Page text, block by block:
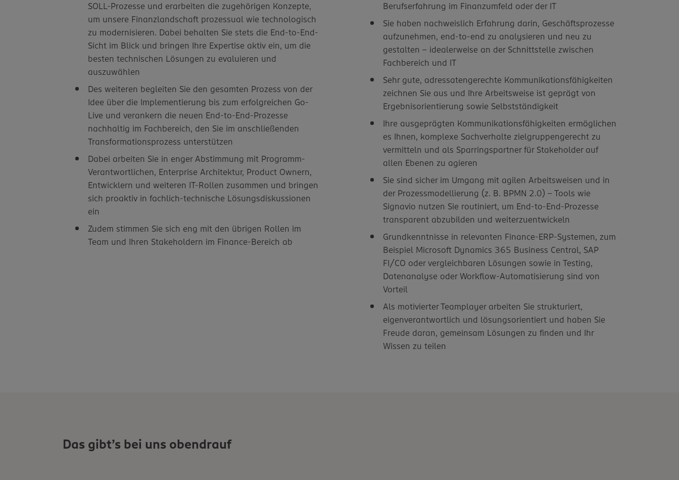
SOLL-Prozesse und erarbeiten die zugehörigen Konzepte,
um unsere Finanzlandschaft prozessual wie technologisch
zu modernisieren. Dabei behalten Sie stets die End-to-End-
Sicht im Blick und bringen Ihre Expertise aktiv ein, um die
besten technischen Lösungen zu evaluieren und
auszuwählen
Des weiteren begleiten Sie den gesamten Prozess von der
Idee über die Implementierung bis zum erfolgreichen Go-
Live und verankern die neuen End-to-End-Prozesse
nachhaltig im Fachbereich, den Sie im anschließenden
Transformationsprozess unterstützen
Dabei arbeiten Sie in enger Abstimmung mit Programm-
Verantwortlichen, Enterprise Architektur, Product Ownern,
Entwicklern und weiteren IT-Rollen zusammen und bringen
sich proaktiv in fachlich-technische Lösungsdiskussionen
ein
Zudem stimmen Sie sich eng mit den übrigen Rollen im
Team und Ihren Stakeholdern im Finance-Bereich ab
Berufserfahrung im Finanzumfeld oder der IT
Sie haben nachweislich Erfahrung darin, Geschäftsprozesse
aufzunehmen, end-to-end zu analysieren und neu zu
gestalten – idealerweise an der Schnittstelle zwischen
Fachbereich und IT
Sehr gute, adressatengerechte Kommunikationsfähigkeiten
zeichnen Sie aus und Ihre Arbeitsweise ist geprägt von
Ergebnisorientierung sowie Selbstständigkeit
Ihre ausgeprägten Kommunikationsfähigkeiten ermöglichen
es Ihnen, komplexe Sachverhalte zielgruppengerecht zu
vermitteln und als Sparringspartner für Stakeholder auf
allen Ebenen zu agieren
Sie sind sicher im Umgang mit agilen Arbeitsweisen und in
der Prozessmodellierung (z. B. BPMN 2.0) - Tools wie
Signavio nutzen Sie routiniert, um End-to-End-Prozesse
transparent abzubilden und weiterzuentwickeln
Grundkenntnisse in relevanten Finance-ERP-Systemen, zum
Beispiel Microsoft Dynamics 365 Business Central, SAP
FI/CO oder vergleichbaren Lösungen sowie in Testing,
Datenanalyse oder Workflow-Automatisierung sind von
Vorteil
Als motivierter Teamplayer arbeiten Sie strukturiert,
eigenverantwortlich und lösungsorientiert und haben Sie
Freude daran, gemeinsam Lösungen zu finden und Ihr
Wissen zu teilen
Das gibt’s bei uns obendrauf